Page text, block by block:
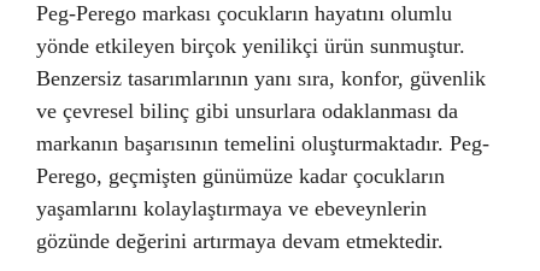
Peg-Perego markası çocukların hayatını olumlu
yönde etkileyen birçok yenilikçi ürün sunmuştur.
Benzersiz tasarımlarının yanı sıra, konfor, güvenlik
ve çevresel bilinç gibi unsurlara odaklanması da
markanın başarısının temelini oluşturmaktadır. Peg-
Perego, geçmişten günümüze kadar çocukların
yaşamlarını kolaylaştırmaya ve ebeveynlerin
gözünde değerini artırmaya devam etmektedir.